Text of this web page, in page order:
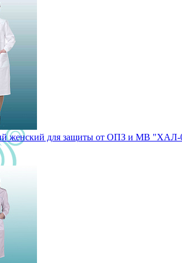
женский для защиты от ОПЗ и МВ "ХАЛ-